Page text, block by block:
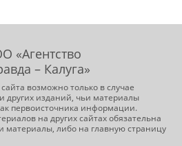
«Агентство
– Калуга»
возможно только в случае
других изданий, чьи материалы
первоисточника информации.
на других сайтах обязательна
материалы, либо на главную страницу